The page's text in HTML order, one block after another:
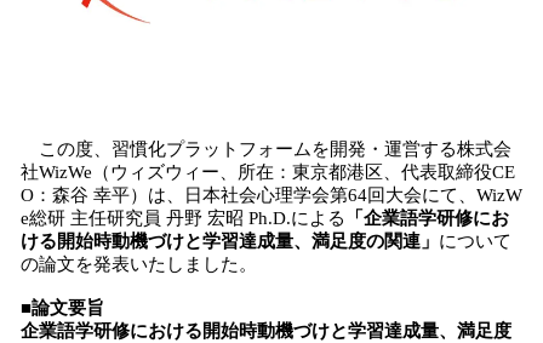
この度、習慣化プラットフォームを開発・運営する株式会
社WizWe（ウィズウィー、所在：東京都港区、代表取締役CE
O：森谷 幸平）は、日本社会心理学会第64回大会にて、WizW
e総研 主任研究員 丹野 宏昭 Ph.D.による
「企業語学研修にお
ける開始時動機づけと学習達成量、満足度の関連」 について
の論文を発表いたしました。
■論文要旨
企業語学研修における開始時動機づけと学習達成量、満足度